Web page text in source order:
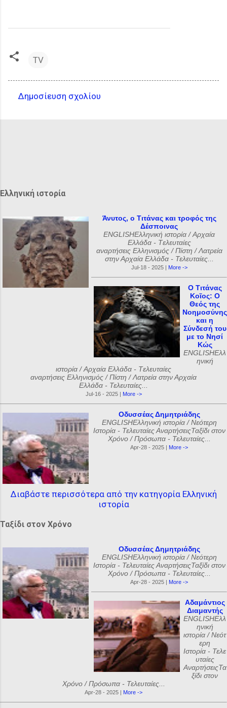
TV
Δημοσίευση σχολίου
Ελληνική ιστορία
Άνυτος, ο Τιτάνας και τροφός της
Δέσποινας
ENGLISHΕλληνική ιστορία / Αρχαία
Ελλάδα - Tελευταίες
αναρτήσεις Ελληνισμός / Πίστη / Λατρεία
στην Αρχαία Ελλάδα - Τελευταίες...
Jul-18 - 2025 | More ->
Ο Τιτάνας
Κοῖος: Ο
Θεός της
Νοημοσύνης
και η
Σύνδεσή του
με το Νησί
Κώς
ENGLISHΕλλ
ηνική
ιστορία / Αρχαία Ελλάδα - Tελευταίες
αναρτήσεις Ελληνισμός / Πίστη / Λατρεία στην Αρχαία
Ελλάδα - Τελευταίες...
Jul-16 - 2025 | More ->
Οδυσσέας Δημητριάδης
ENGLISHΕλληνική ιστορία / Νεότερη
Ιστορία - Τελευταίες ΑναρτήσειςΤαξίδι στον
Χρόνο / Πρόσωπα - Τελευταίες...
Apr-28 - 2025 | More ->
Διαβάστε περισσότερα από την κατηγορία Ελληνική
ιστορία
Ταξίδι στον Χρόνο
Οδυσσέας Δημητριάδης
ENGLISHΕλληνική ιστορία / Νεότερη
Ιστορία - Τελευταίες ΑναρτήσειςΤαξίδι στον
Χρόνο / Πρόσωπα - Τελευταίες...
Apr-28 - 2025 | More ->
Αδαμάντιος
Διαμαντής
ENGLISHΕλλ
ηνική
ιστορία / Νεότ
ερη
Ιστορία - Τελε
υταίες
ΑναρτήσειςΤα
ξίδι στον
Χρόνο / Πρόσωπα - Τελευταίες...
Apr-28 - 2025 | More ->